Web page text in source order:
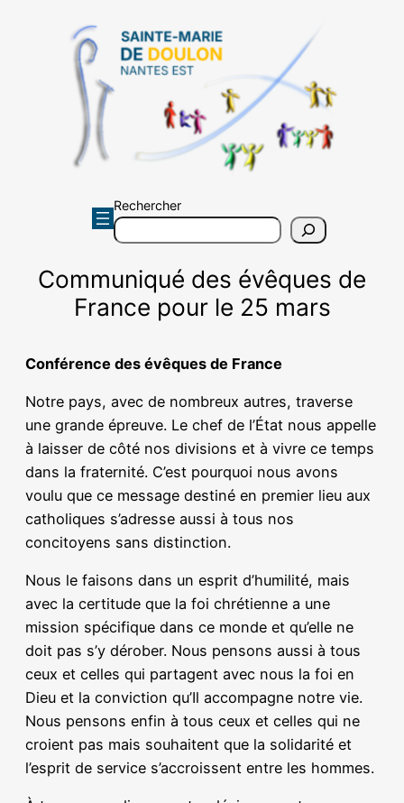
Rechercher
Communiqué des évêques de
France pour le 25 mars
Conférence des évêques de France
Notre pays, avec de nombreux autres, traverse
une grande épreuve. Le chef de l’État nous appelle
à laisser de côté nos divisions et à vivre ce temps
dans la fraternité. C’est pourquoi nous avons
voulu que ce message destiné en premier lieu aux
catholiques s’adresse aussi à tous nos
concitoyens sans distinction.
Nous le faisons dans un esprit d’humilité, mais
avec la certitude que la foi chrétienne a une
mission spécifique dans ce monde et qu’elle ne
doit pas s’y dérober. Nous pensons aussi à tous
ceux et celles qui partagent avec nous la foi en
Dieu et la conviction qu’Il accompagne notre vie.
Nous pensons enfin à tous ceux et celles qui ne
croient pas mais souhaitent que la solidarité et
l’esprit de service s’accroissent entre les hommes.